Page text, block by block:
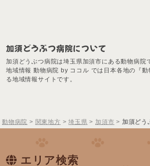
加須どうぶつ病院について
加須どうぶつ病院は埼玉県加須市にある動物病院
地域情報 動物病院 by ココル では日本各地の『
る地域情報サイトです。
動物病院 > 関東地方 >埼玉県 > 加須市 > 加須どう
エリア検索